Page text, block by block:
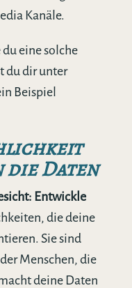
Kanäle.
eine solche
du dir unter
Beispiel
die Daten
Entwickle
die deine
Sie sind
Menschen, die
deine Daten